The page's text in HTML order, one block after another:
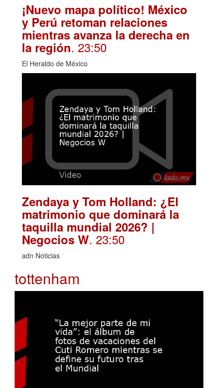
¡Nuevo mapa político! México
y Perú retoman relaciones
mientras avanza la derecha en
la región. 23:50
El Heraldo de México
Zendaya y Tom Holland: ¿El
matrimonio que dominará la
taquilla mundial 2026? |
Negocios W. 23:50
adn Noticias
tottenham